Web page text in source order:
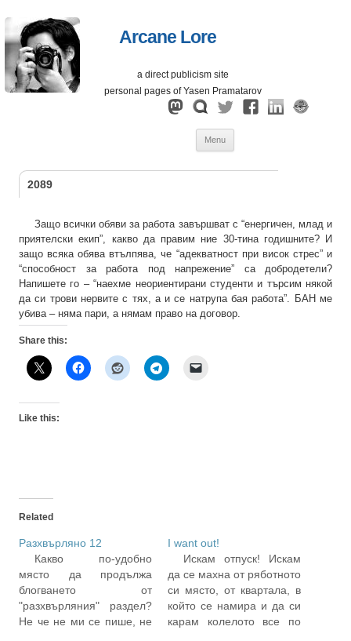
Arcane Lore
a direct publicism site
personal pages of Yasen Pramatarov
Menu
2089
Защо всички обяви за работа завършват с “енергичен, млад и
приятелски екип”, какво да правим ние 30-тина годишните? И
защо всяка обява втълпява, че “адекватност при висок стрес” и
“способност за работа под напрежение” са добродетели?
Напишете го – “наехме неориентирани студенти и търсим някой
да си трови нервите с тях, а и се натрупа бая работа”. БАН ме
убива – няма пари, а нямам право на договор.
Share this:
Like this:
Related
Разхвърляно 12
Какво по-удобно
място да продължа
блогването от
"разхвърляния" раздел?
Не че не ми се пише, не
I want out!
Искам отпуск! Искам
да се махна от ряботното
си място, от квартала, в
който се намира и да си
карам колелото все по